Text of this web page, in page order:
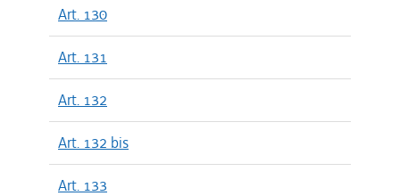
Art. 130
Art. 131
Art. 132
Art. 132 bis
Art. 133